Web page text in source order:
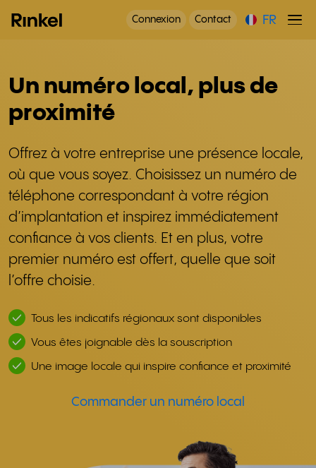
Connexion Contact FR
Un numéro local, plus de
proximité
Offrez à votre entreprise une présence locale,
où que vous soyez. Choisissez un numéro de
téléphone correspondant à votre région
d’implantation et inspirez immédiatement
confiance à vos clients. Et en plus, votre
premier numéro est offert, quelle que soit
l’offre choisie.
Tous les indicatifs régionaux sont disponibles
Vous êtes joignable dès la souscription
Une image locale qui inspire confiance et proximité
Commander un numéro local